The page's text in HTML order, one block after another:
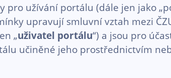
užívání portálu (dále jen jako
upravují smluvní vztah mezi
„uživatel portálu“) a jsou pro
učiněné jeho prostřednictvím